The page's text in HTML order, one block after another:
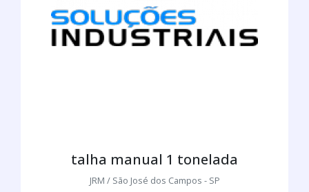
talha manual 1 tonelada
JRM / São José dos Campos - SP